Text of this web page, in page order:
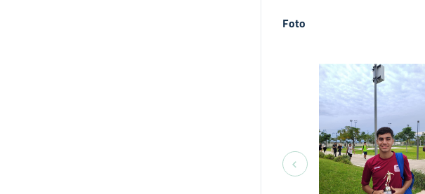
Foto